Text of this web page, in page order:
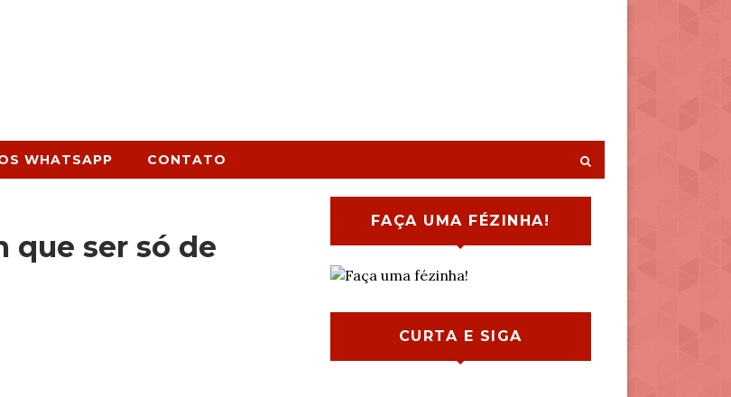
WHATSAPP CONTATO
que ser só de
FAÇA UMA FÉZINHA!
CURTA E SIGA